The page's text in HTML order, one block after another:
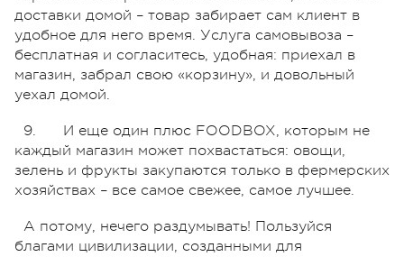
доставки домой – товар забирает сам клиент в
удобное для него время. Услуга самовывоза –
бесплатная и согласитесь, удобная: приехал в
магазин, забрал свою «корзину», и довольный
уехал домой.
9. И еще один плюс FOODBOX, которым не
каждый магазин может похвастаться: овощи,
зелень и фрукты закупаются только в фермерских
хозяйствах – все самое свежее, самое лучшее.
А потому, нечего раздумывать! Пользуйся
благами цивилизации, созданными для